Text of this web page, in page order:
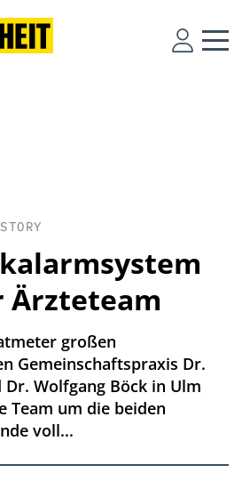
Ärzteteam
großen
Gemeinschaftspraxis Dr.
Dr. Wolfgang Böck in Ulm
Team um die beiden
voll...